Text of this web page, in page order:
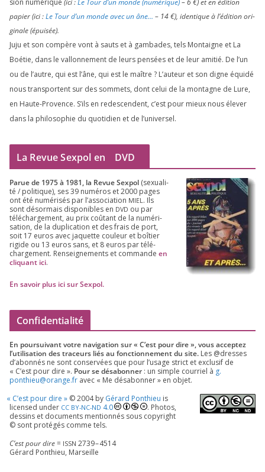
sion numé­rique (ici :Le Tour d’un monde (numé­rique)–6€) et en édi­tion
papier (ici :Le Tour d’un monde avec un âne… – 14€), iden­tique à l’é­di­tion ori­
gi­nale (épui­sée).
Juju et son com­père vont à sauts et à gam­bades, tels Montaigne et La
Boétie, dans le val­lon­ne­ment de leurs pen­sées et de leur ami­tié. De l’un
ou de l’autre, qui est l’âne, qui est le maître ? L’auteur et son digne équi­dé
nous trans­portent sur des som­mets, dont celui de la mon­tagne de Lure,
en Haute-Provence. S’ils en redes­cendent, c’est pour mieux nous éle­ver
dans la phi­lo­so­phie du quo­ti­dien et de l’universel.
La Revue Sexpol en DVD
Parue de 1975à 1981, la Revue Sex­pol (sexua­li­
té /​ poli­tique), ses39 numé­ros et2000 pages
ont été numé­ri­sés par l’as­so­cia­tion MIEL. Ils
sont désor­mais dis­po­nibles en DVD ou par
télé­char­ge­ment, au prix coû­tant de la numé­ri­
sa­tion, de la dupli­ca­tion et des frais de port,
soit 17 euros avec jaquette cou­leur et boî­tier
rigide ou 13 euros sans, et 8 euros par télé­
char­ge­ment. Ren­sei­gne­ments et com­mande en
cli­quant ici.
En savoir plus ici sur Sexpol.
Confidentialité
En pour­sui­vant votre navi­ga­tion sur « C’est pour dire », vous accep­tez
l’utilisation des tra­ceurs liés au fonc­tion­ne­ment du site. Les @dresses
d’a­bon­nés ne sont conser­vées que pour l’u­sage strict et exclu­sif de
« C’est pour dire ». Pour se désa­bon­ner : un simple cour­riel à g.​
ponthieu@​orange.​fr avec « Me désa­bon­ner » en objet.
« C’est pour dire » ©2004by Gérard Ponthieu is
licen­sed under CC BY-NC-ND 4.0
. Photos,
des­sins et docu­ments men­tion­nés sous copy­right
© sont pro­té­gés comme tels.
C’est pour dire= ISSN 2739–4514
Gérard Ponthieu, Marseille